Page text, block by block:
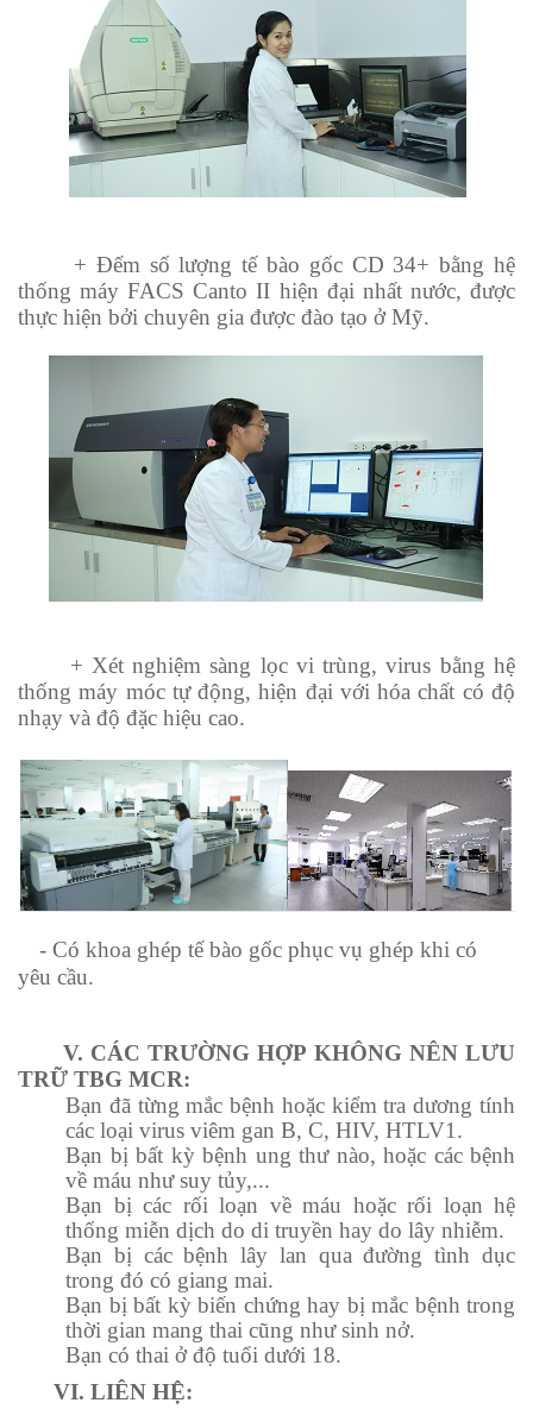
+ Đếm số lượng tế bào gốc CD 34+ bằng hệ
thống máy FACS Canto II hiện đại nhất nước, được
thực hiện bởi chuyên gia được đào tạo ở Mỹ.
+ Xét nghiệm sàng lọc vi trùng, virus bằng hệ
thống máy móc tự động, hiện đại với hóa chất có độ
nhạy và độ đặc hiệu cao.
- Có khoa ghép tế bào gốc phục vụ ghép khi có
yêu cầu.
V. CÁC TRƯỜNG HỢP KHÔNG NÊN LƯU
TRỮ TBG MCR:
Bạn đã từng mắc bệnh hoặc kiểm tra dương tính
các loại virus viêm gan B, C, HIV, HTLV1.
Bạn bị bất kỳ bệnh ung thư nào, hoặc các bệnh
về máu như suy tủy,...
Bạn bị các rối loạn về máu hoặc rối loạn hệ
thống miễn dịch do di truyền hay do lây nhiễm.
Bạn bị các bệnh lây lan qua đường tình dục
trong đó có giang mai.
Bạn bị bất kỳ biến chứng hay bị mắc bệnh trong
thời gian mang thai cũng như sinh nở.
Bạn có thai ở độ tuổi dưới 18.
VI. LIÊN HỆ: